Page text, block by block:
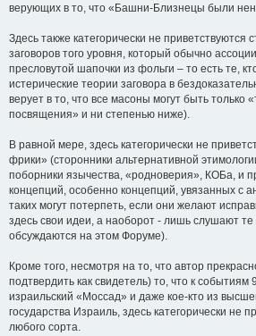
верующих в то, что «Башни-Близнецы были
Здесь также категорически не приветствуются
заговоров того уровня, который обычно
пресловутой шапочки из фольги – то есть те,
истерические теории заговора в
верует в то, что все масоны могут быть только
посвящения» и ни степенью ниже).
В равной мере, здесь категорически не
фрики» (сторонники альтернативной
поборники язычества, «родноверия», КОБа, и
концепций, особенно концепций, увязанных с
таких могут потерпеть, если они желают
здесь свои идеи, а наоборот - лишь слушают
обсуждаются на этом Форуме).
Кроме того, несмотря на то, что автор
подтвердить как свидетель) то, что к
израильский «Моссад» и даже кое-кто из
государства Израиль, здесь категорически не
любого сорта.